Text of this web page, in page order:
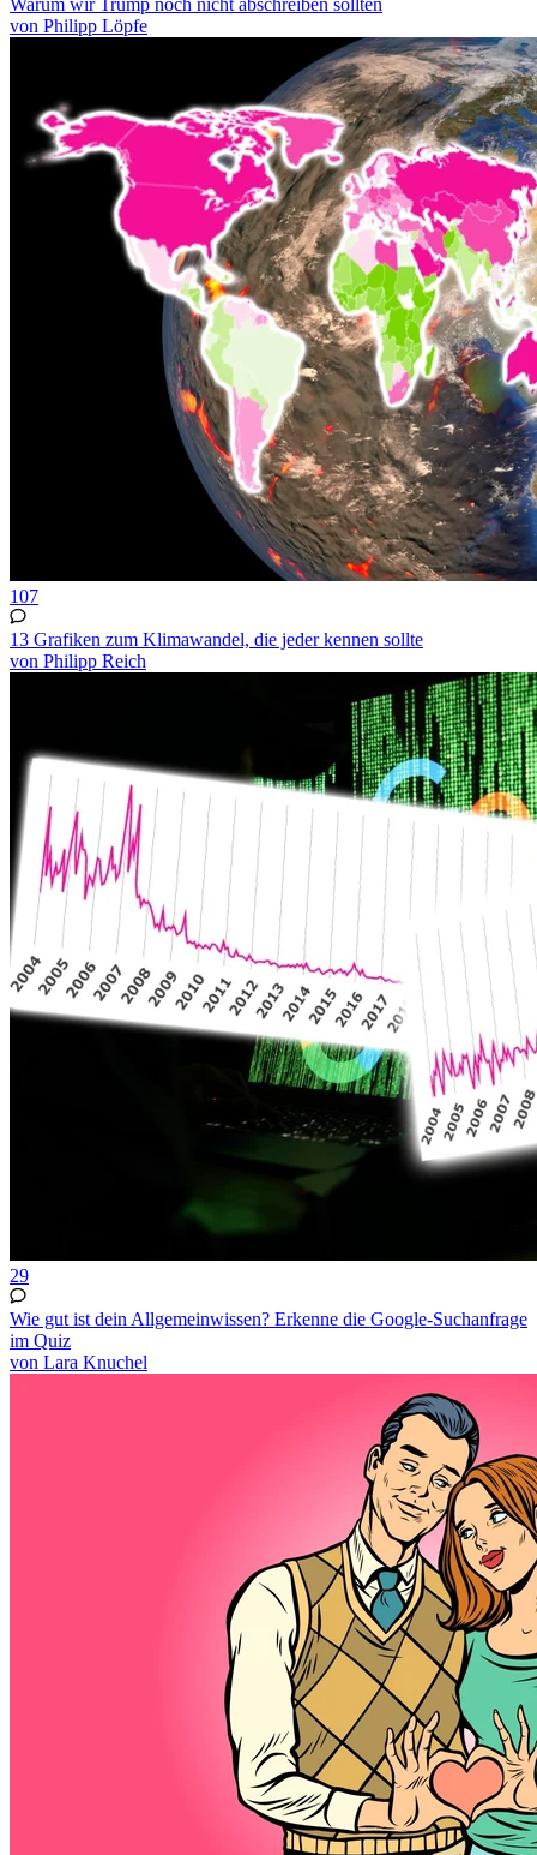
von Philipp Löpfe
107
13 Grafiken zum Klimawandel, die jeder kennen sollte
von Philipp Reich
29
Wie gut ist dein Allgemeinwissen? Erkenne die Google-Suchanfrage
im Quiz
von Lara Knuchel